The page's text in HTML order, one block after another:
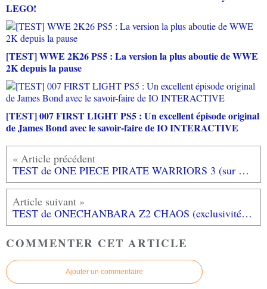
LEGO!
[TEST] WWE 2K26 PS5 : La version la plus aboutie de WWE
2K depuis la pause
[TEST] 007 FIRST LIGHT PS5 : Un excellent épisode original
de James Bond avec le savoir-faire de IO INTERACTIVE
TEST de ONE PIECE PIRATE WARRIORS 3 (sur PS4): transformation en Dynasty Warriors - like.
TEST de ONECHANBARA Z2 CHAOS (exclusivité PS4): au menu, du sang, des nanas sexyes et du massacre!
COMMENTER CET ARTICLE
Ajouter un commentaire